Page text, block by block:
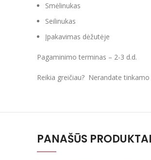
Smėlinukas
Seilinukas
Įpakavimas dėžutėje
Pagaminimo terminas – 2-3 d.d.
Reikia greičiau? Nerandate
PANAŠŪS PRODUKTAI